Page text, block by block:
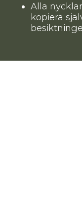
Alla
kopiera